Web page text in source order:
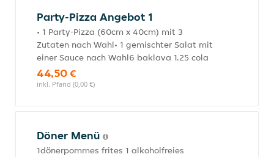
Party-Pizza Angebot 1
• 1 Party-Pizza (60cm x 40cm) mit 3
Zutaten nach Wahl• 1 gemischter Salat mit
einer Sauce nach Wahl6 baklava 1.25 cola
44,50 €
inkl. Pfand (0,00 €)
Döner Menü
1dönerpommes frites 1 alkoholfreies